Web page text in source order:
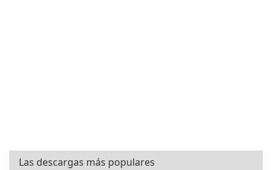
Las descargas más populares